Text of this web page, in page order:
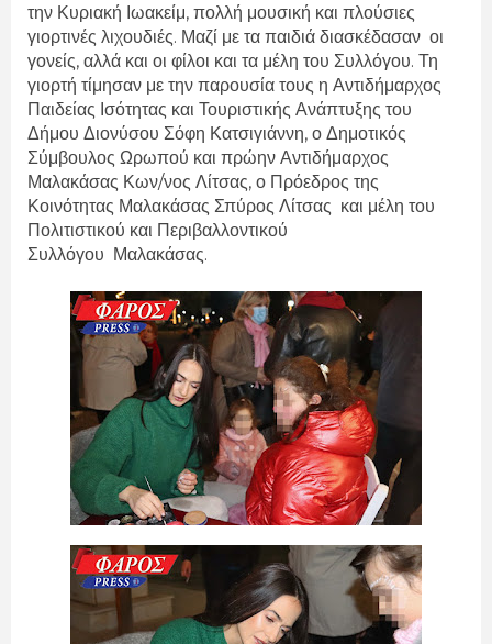
την Κυριακή Ιωακείμ, πολλή μουσική και πλούσιες
γιορτινές λιχουδιές. Μαζί με τα παιδιά διασκέδασαν οι
γονείς, αλλά και οι φίλοι και τα μέλη του Συλλόγου. Τη
γιορτή τίμησαν με την παρουσία τους η Αντιδήμαρχος
Παιδείας Ισότητας και Τουριστικής Ανάπτυξης του
Δήμου Διονύσου Σόφη Κατσιγιάννη, ο Δημοτικός
Σύμβουλος Ωρωπού και πρώην Αντιδήμαρχος
Μαλακάσας Κων/νος Λίτσας, ο Πρόεδρος της
Κοινότητας Μαλακάσας Σπύρος Λίτσας και μέλη του
Πολιτιστικού και Περιβαλλοντικού
Συλλόγου Μαλακάσας.